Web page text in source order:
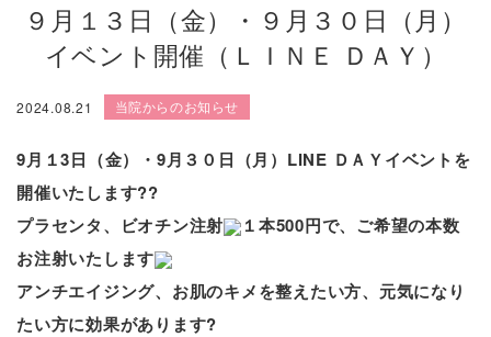
９月１３日（金）・９月３０日（月）
イベント開催（ＬＩＮＥ ＤＡＹ）
2024.08.21 当院からのお知らせ
9月１3日（金）・9月３０ 日（月）LINE ＤＡＹイベントを
開催いたします??
プラセンタ、ビオチン注射
１本500円で、ご希望の本数
お注射いたします
アンチエイジング、お肌のキメを整えたい方、元気になり
たい方に効果があります?